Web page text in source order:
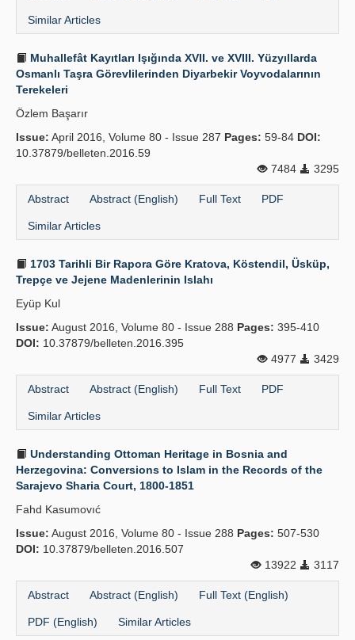
Similar Articles
Muhallefât Kayıtları Işığında XVII. ve XVIII. Yüzyıllarda
Osmanlı Taşra Görevlilerinden Diyarbekir Voyvodalarının
Terekeleri
Özlem Başarır
Issue: April 2016, Volume 80 - Issue 287 Pages: 59-84 DOI:
10.37879/belleten.2016.59
7484
3295
Abstract Abstract (English) Full Text PDF
Similar Articles
1703 Tarihli Bir Rapora Göre Kratova, Köstendil, Üsküp,
Trepçe ve Jejene Madenlerinin Islahı
Eyüp Kul
Issue: August 2016, Volume 80 - Issue 288 Pages: 395-410
DOI: 10.37879/belleten.2016.395
4977
3429
Abstract Abstract (English) Full Text PDF
Similar Articles
Understanding Ottoman Heritage in Bosnia and
Herzegovina: Conversions to Islam in the Records of the
Sarajevo Sharia Court, 1800-1851
Fahd Kasumovıć
Issue: August 2016, Volume 80 - Issue 288 Pages: 507-530
DOI: 10.37879/belleten.2016.507
13922
3117
Abstract Abstract (English) Full Text (English)
PDF (English) Similar Articles